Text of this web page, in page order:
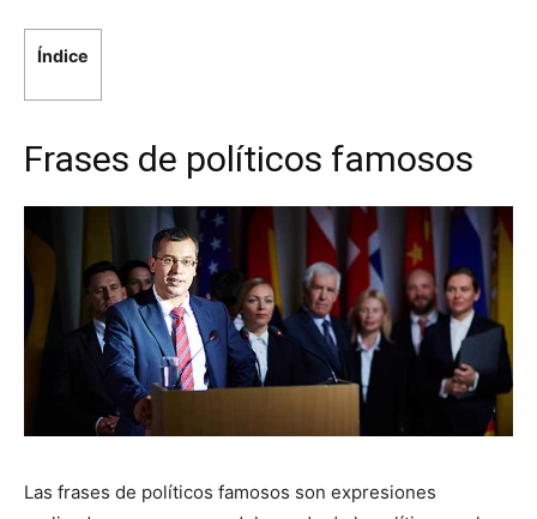
Índice
Frases de políticos famosos
Las frases de políticos famosos son expresiones